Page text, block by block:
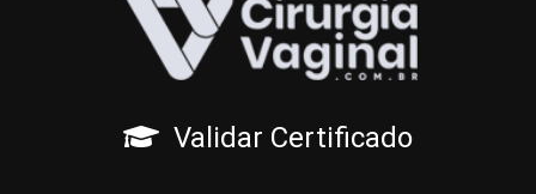
Validar Certificado